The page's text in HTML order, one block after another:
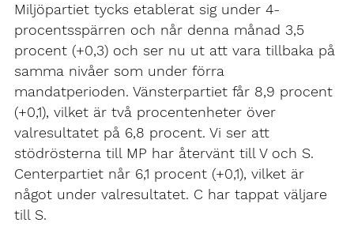
Miljöpartiet tycks etablerat sig under 4-
procentsspärren och når denna månad 3,5
procent (+0,3) och ser nu ut att vara tillbaka på
samma nivåer som under förra
mandatperioden. Vänsterpartiet får 8,9 procent
(+0,1), vilket är två procentenheter över
valresultatet på 6,8 procent. Vi ser att
stödrösterna till MP har återvänt till V och S.
Centerpartiet når 6,1 procent (+0,1), vilket är
något under valresultatet. C har tappat väljare
till S.